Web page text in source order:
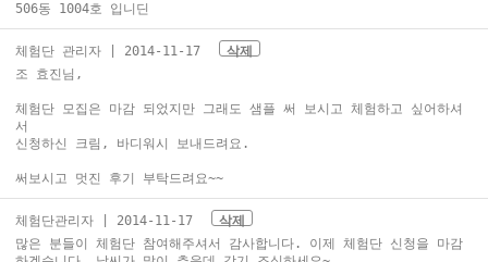
506동 1004호 입니딘
체험단 관리자 | 2014-11-17
삭제
조 효진님,
체험단 모집은 마감 되었지만 그래도 샘플 써 보시고 체험하고 싶어하셔
서
신청하신 크림, 바디워시 보내드려요.
써보시고 멋진 후기 부탁드려요~~
체험단관리자 | 2014-11-17
삭제
많은 분들이 체험단 참여해주셔서 감사합니다. 이제 체험단 신청을 마감